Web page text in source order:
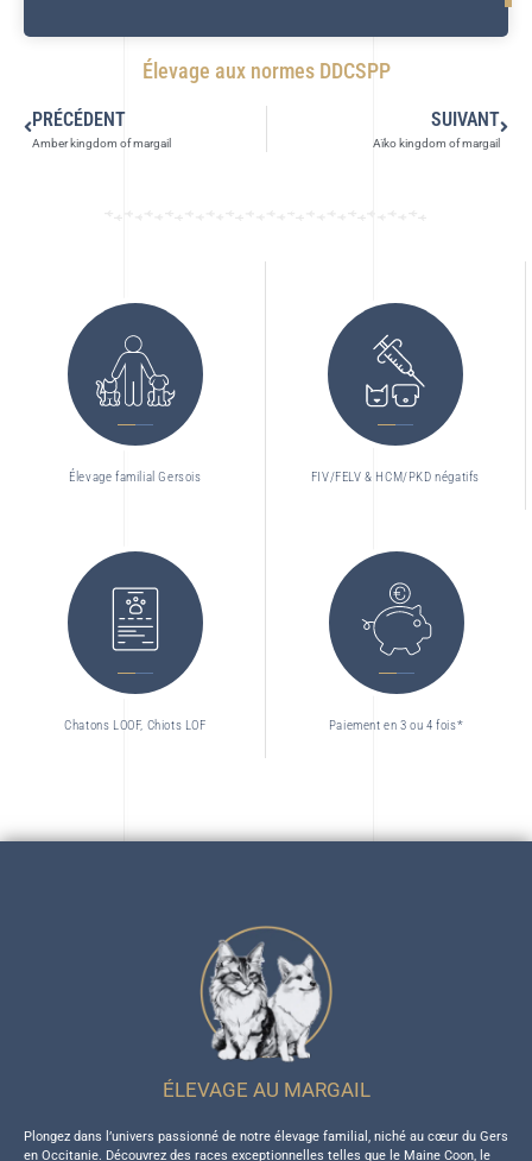
Élevage aux normes DDCSPP
PRÉCÉDENT
Amber kingdom of margail
SUIVANT
Aïko kingdom of margail
Élevage familial Gersois FIV/FELV & HCM/PKD négatifs
Chatons LOOF, Chiots LOF Paiement en 3 ou 4 fois*
ÉLEVAGE AU MARGAIL
Plongez dans l’univers passionné de notre élevage familial, niché au cœur du Gers
en Occitanie. Découvrez des races exceptionnelles telles que le Maine Coon, le